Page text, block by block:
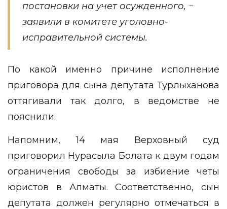
постановки на учет осужденного, −
заявили в комитете уголовно-
исправительной системы.
По какой именно причине исполнение
приговора для сына депутата Турлыханова
оттягивали так долго, в ведомстве не
пояснили.
Напомним, 14 мая Верховный суд
приговорил Нурасыла Болата к двум годам
ограничения свободы за избиение четы
юристов в Алматы. Соответственно, сын
депутата должен регулярно отмечаться в